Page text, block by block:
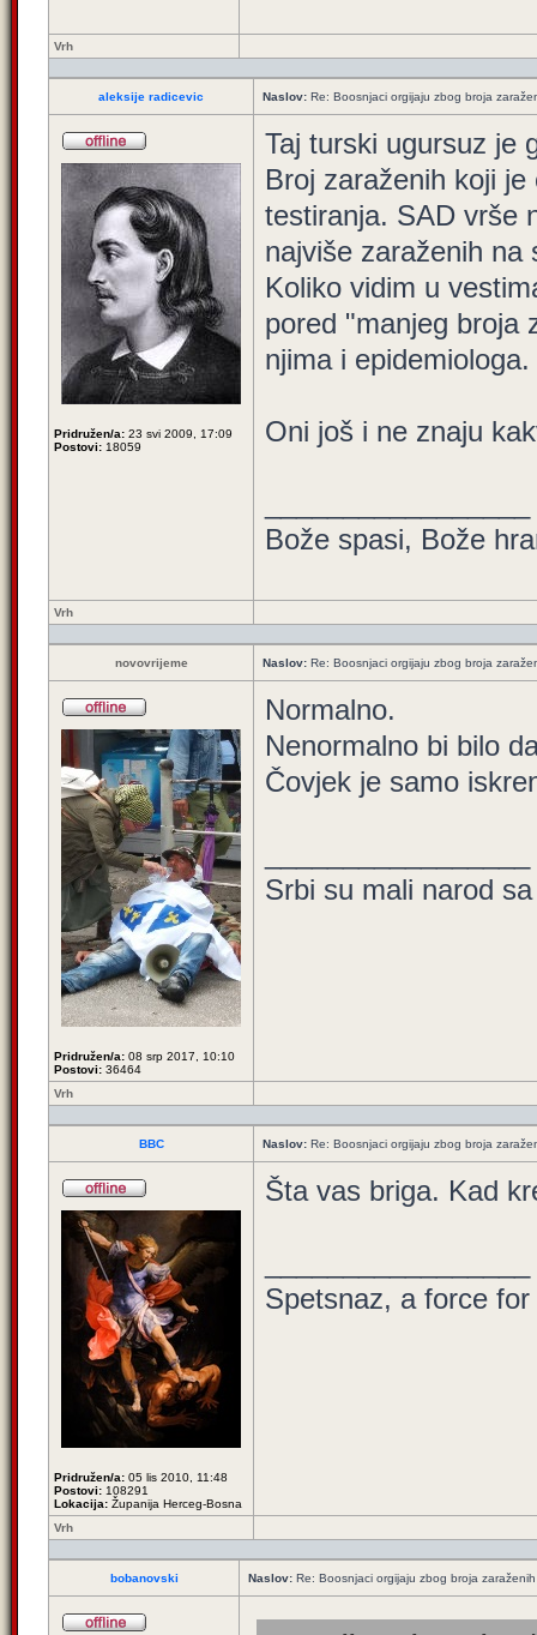
Vrh
aleksije radicevic Naslov: Re: Boosnjaci orgijaju zbog broja
Pridružen/a: 23 svi 2009, 17:09
Postovi: 18059
Taj turski ugursuz je
Broj zaraženih koji
testiranja. SAD vrše
najviše zaraženih na
Koliko vidim u
pored "manjeg broja
njima i
Oni još i ne znaju
Bože spasi, Bože
Vrh
novovrijeme Naslov: Re: Boosnjaci orgijaju zbog broja
Pridružen/a: 08 srp 2017, 10:10
Postovi: 36464
Normalno.
Nenormalno bi bilo
Čovjek je samo
Srbi su mali narod
Vrh
BBC Naslov: Re: Boosnjaci orgijaju zbog broja
Pridružen/a: 05 lis 2010, 11:48
Postovi: 108291
Lokacija: Županija Herceg-Bosna
Šta vas briga. Kad
Spetsnaz, a force for
Vrh
bobanovski Naslov: Re: Boosnjaci orgijaju zbog broja